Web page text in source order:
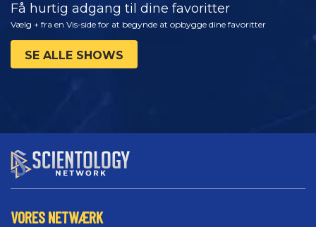
Få hurtig adgang til dine favoritter
Vælg + fra en Vis-side for at begynde at opbygge dine favoritter
SE ALLE SHOWS
VORES NETWÆRK